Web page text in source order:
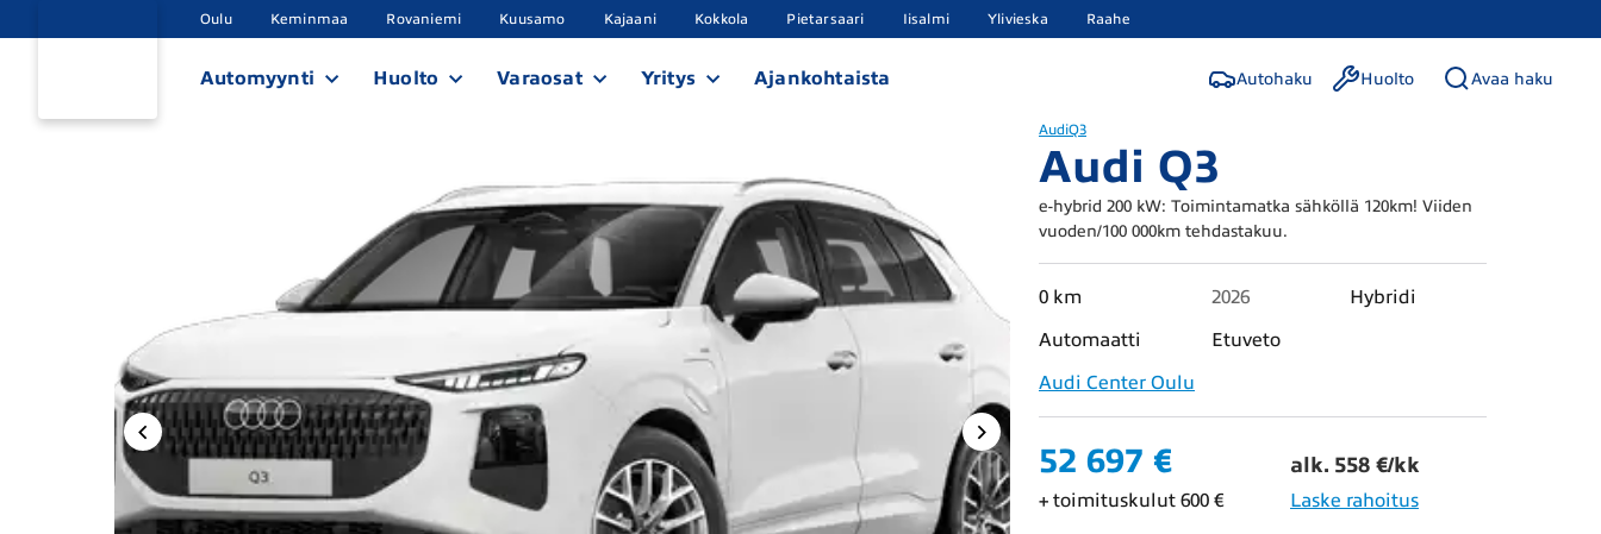
Oulu Keminmaa Rovaniemi Kuusamo Kajaani Kokkola Pietarsaari Iisalmi Ylivieska Raahe
Automyynti Huolto Varaosat Yritys Ajankohtaista Autohaku Huolto Avaa haku
AudiQ3
Audi Q3
e-hybrid 200 kW: Toimintamatka sähköllä 120km! Viiden
vuoden/100 000km tehdastakuu.
0 km 2026
Hybridi
Automaatti
Etuveto
Audi Center Oulu
52 697 € alk. 558 €/kk
+ toimituskulut 600 € Laske rahoitus